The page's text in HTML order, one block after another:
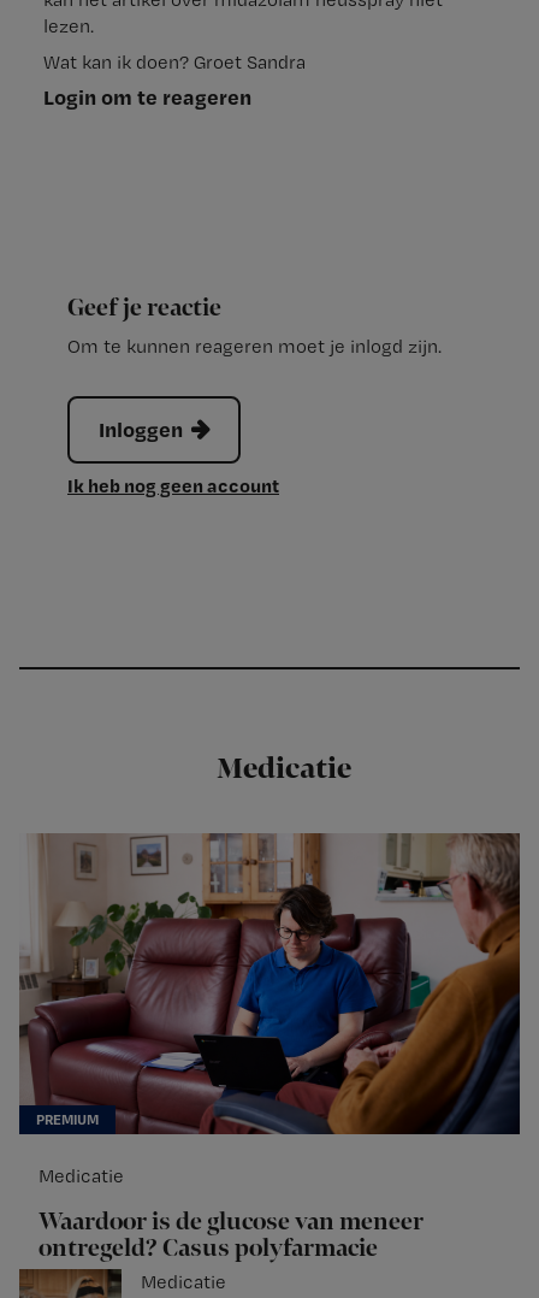
lezen.
Wat kan ik doen? Groet Sandra
Login om te reageren
Geef je reactie
Om te kunnen reageren moet je inlogd zijn.
Inloggen
Ik heb nog geen account
Medicatie
Medicatie
Waardoor is de glucose van meneer
ontregeld? Casus polyfarmacie
Medicatie